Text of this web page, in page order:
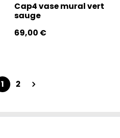
Cap4 vase mural vert
sauge
69,00 €
1 2